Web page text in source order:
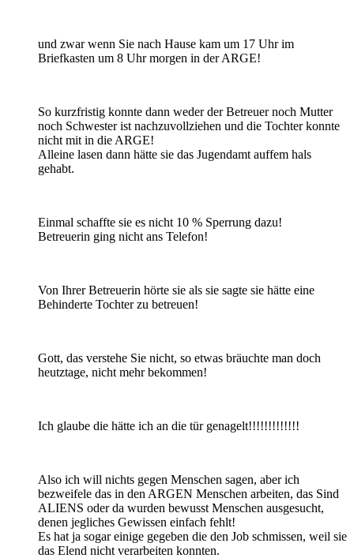
und zwar wenn Sie nach Hause kam um 17 Uhr im
Briefkasten um 8 Uhr morgen in der ARGE!
So kurzfristig konnte dann weder der Betreuer noch Mutter
noch Schwester ist nachzuvollziehen und die Tochter konnte
nicht mit in die ARGE!
Alleine lasen dann hätte sie das Jugendamt auffem hals
gehabt.
Einmal schaffte sie es nicht 10 % Sperrung dazu!
Betreuerin ging nicht ans Telefon!
Von Ihrer Betreuerin hörte sie als sie sagte sie hätte eine
Behinderte Tochter zu betreuen!
Gott, das verstehe Sie nicht, so etwas bräuchte man doch
heutztage, nicht mehr bekommen!
Ich glaube die hätte ich an die tür genagelt!!!!!!!!!!!!!
Also ich will nichts gegen Menschen sagen, aber ich
bezweifele das in den ARGEN Menschen arbeiten, das Sind
ALIENS oder da wurden bewusst Menschen ausgesucht,
denen jegliches Gewissen einfach fehlt!
Es hat ja sogar einige gegeben die den Job schmissen, weil sie
das Elend nicht verarbeiten konnten.